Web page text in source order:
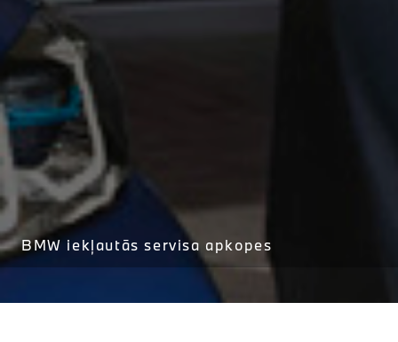
BMW iekļautās servisa apkopes